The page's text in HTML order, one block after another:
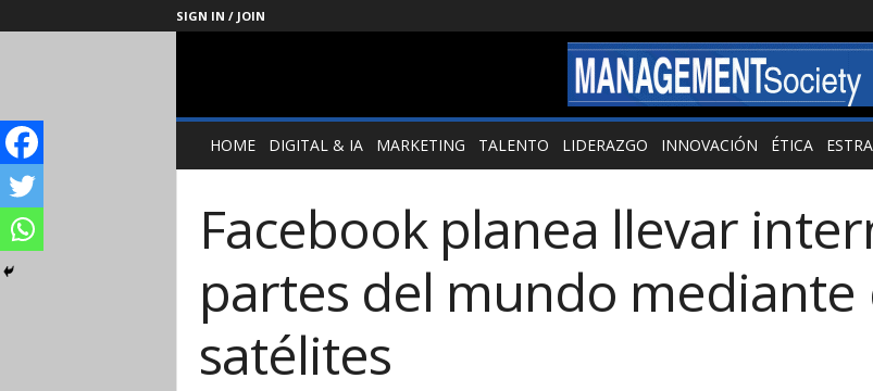
SIGN IN / JOIN
Management
SocietyHOME DIGITAL & IA MARKETING TALENTO LIDERAZGO INNOVACIÓN ÉTICA
Facebook planea llevar
partes del mundo mediante
satélites